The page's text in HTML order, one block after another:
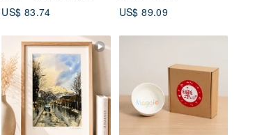
US$ 83.74
US$ 89.09